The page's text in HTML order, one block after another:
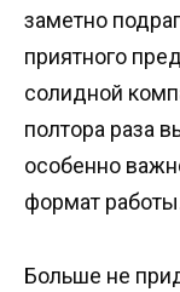
заметно
приятного
солидной
полтора раза
особенно
формат
Больше не